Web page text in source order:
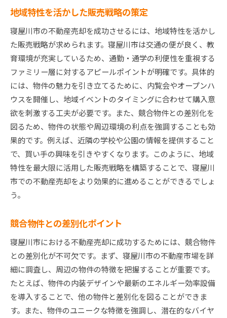
地域の魅力を引き出す寝屋川市での不動産価値向上
術
寝屋川市の住環境・利便性の紹介
地域の教育機関とその評価の活用
交通アクセスの良さをアピール
文化的イベントや地域活動の情報提供
自然環境や公園の魅力を最大限に伝える
地域と連携したプロモーション活動
売却価格を最大化するための寝屋川市不動産市場の
活用法
市場分析を活かした価格設定のポイント
交渉力を高めるためのデータ活用法
価格交渉時の心理戦略
高額売却実現のためのエージェントの活用
寝屋川市で高価格売却を実現するための実践的アド
バイス
売却プロセスのステップバイステップガイド
バイヤーの購買意欲を引き出すプレゼンテーシ
ョン
地域特性を活かした販売戦略の策定
寝屋川市の不動産売却を成功させるには、地域特性を活かし
た販売戦略が求められます。寝屋川市は交通の便が良く、教
育環境が充実しているため、通勤・通学の利便性を重視する
ファミリー層に対するアピールポイントが明確です。具体的
には、物件の魅力を引き立てるために、内覧会やオープンハ
ウスを開催し、地域イベントのタイミングに合わせて購入意
欲を刺激する工夫が必要です。また、競合物件との差別化を
図るため、物件の状態や周辺環境の利点を強調することも効
果的です。例えば、近隣の学校や公園の情報を提供すること
で、買い手の興味を引きやすくなります。このように、地域
特性を最大限に活用した販売戦略を構築することで、寝屋川
市での不動産売却をより効果的に進めることができるでしょ
う。
競合物件との差別化ポイント
寝屋川市における不動産売却に成功するためには、競合物件
との差別化が不可欠です。まず、寝屋川市の不動産市場を詳
細に調査し、周辺の物件の特徴を把握することが重要です。
たとえば、物件の内装デザインや最新のエネルギー効率設備
を導入することで、他の物件と差別化を図ることができま
す。また、物件のユニークな特徴を強調し、潜在的なバイヤ